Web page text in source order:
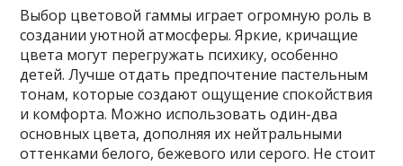
Выбор цветовой гаммы играет огромную роль в
создании уютной атмосферы. Яркие, кричащие
цвета могут перегружать психику, особенно
детей. Лучше отдать предпочтение пастельным
тонам, которые создают ощущение спокойствия
и комфорта. Можно использовать один-два
основных цвета, дополняя их нейтральными
оттенками белого, бежевого или серого. Не стоит